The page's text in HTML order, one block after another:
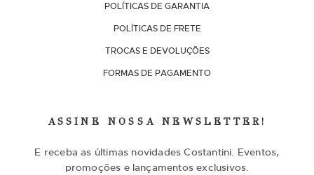
POLÍTICAS DE GARANTIA
POLÍTICAS DE FRETE
TROCAS E DEVOLUÇÕES
FORMAS DE PAGAMENTO
ASSINE NOSSA NEWSLETTER!
E receba as últimas novidades Costantini. Eventos,
promoções e lançamentos exclusivos.